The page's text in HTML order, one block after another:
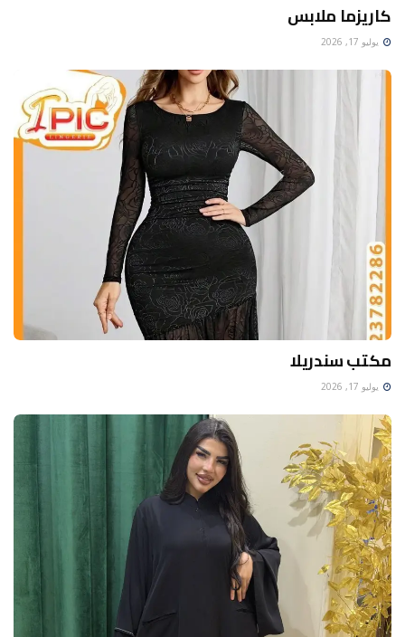
كاريزما ملابس
يوليو 17, 2026
مكتب سندريلا
يوليو 17, 2026